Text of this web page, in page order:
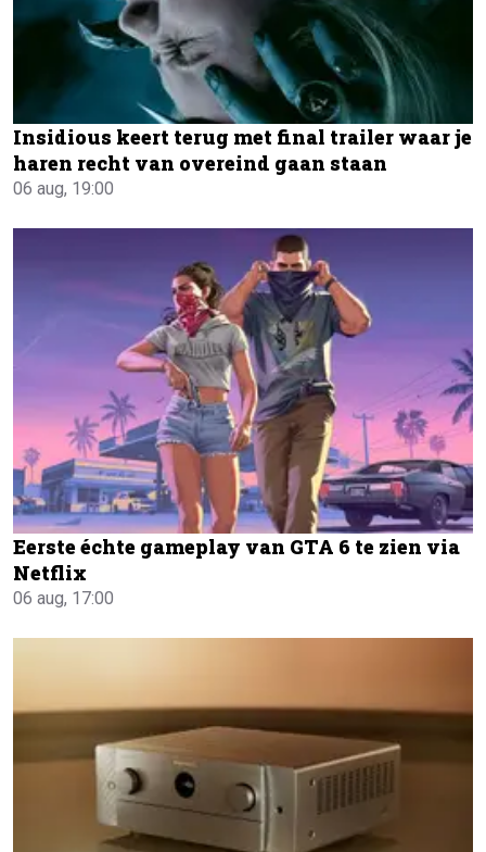
Insidious keert terug met final trailer waar je
haren recht van overeind gaan staan
06 aug, 19:00
Eerste échte gameplay van GTA 6 te zien via
Netflix
06 aug, 17:00